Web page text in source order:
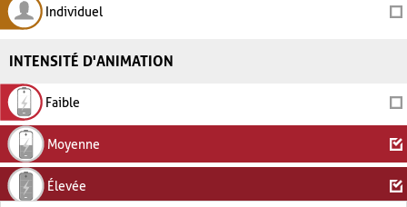
Individuel
INTENSITÉ D'ANIMATION
Faible
Moyenne
Élevée